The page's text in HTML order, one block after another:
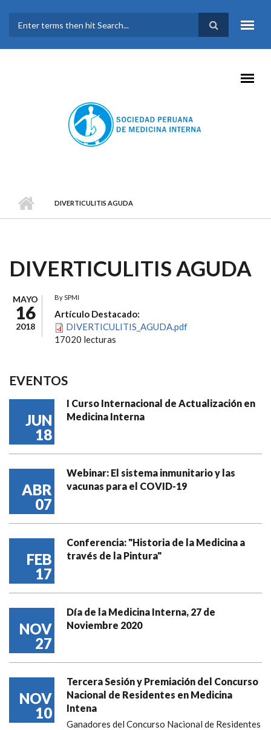
FORMULARIO DE
BÚSQUEDA
DIVERTICULITIS AGUDA
DIVERTICULITIS AGUDA
MAYO
16
2018
BySPMI
Artículo Destacado:
DIVERTICULITIS_AGUDA.pdf
17020 lecturas
EVENTOS
JUN
18
I Curso Internacional de Actualización en
Medicina Interna
ABR
07
Webinar: El sistema inmunitario y las
vacunas para el COVID-19
FEB
17
Conferencia: "Historia de la Medicina a
través de la Pintura"
NOV
27
Día de la Medicina Interna, 27 de
Noviembre 2020
NOV
10
Tercera Sesión y Premiación del Concurso
Nacional de Residentes en Medicina
Intena
Ganadores del Concurso Nacional de Residentes